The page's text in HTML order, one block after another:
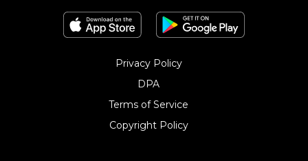
Privacy Policy
DPA
Terms of Service
Copyright Policy‎